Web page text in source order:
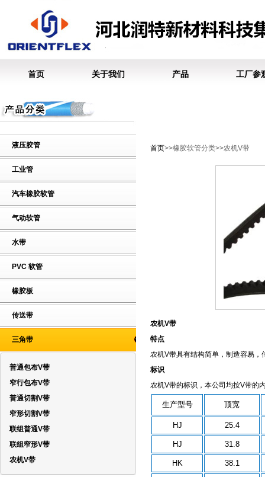
首页 关于我们 产品 工厂参
液压胶管
工业管
汽车橡胶软管
气动软管
水带
PVC 软管
橡胶板
传送带
三角带
普通包布V带
窄行包布V带
普通切割V带
窄形切割V带
联组普通V带
联组窄形V带
农机V带
首页>>橡胶软管分类>>农机V带
农机V带
特点
农机V带具有结构简单，制造容易
标识
农机V带的标识，本公司均按V带的
生产型号 顶宽
HJ 25.4
HJ 31.8
HK 38.1